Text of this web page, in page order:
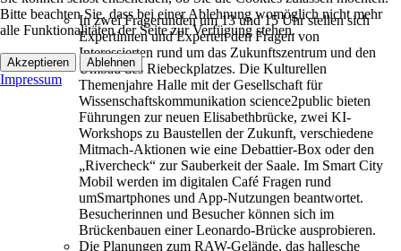
In zwei Fragerunden um 13 und 15 Uhr stellen sich
Expertinnen und Experten den Fragen von
Interessierten rund um das Zukunftszentrum und den
Umbau des Riebeckplatzes. Die Kulturellen
Themenjahre Halle mit der Gesellschaft für
Wissenschaftskommunikation science2public bieten
Führungen zur neuen Elisabethbrücke, zwei KI-
Workshops zu Baustellen der Zukunft, verschiedene
Mitmach-Aktionen wie eine Debattier-Box oder den
„Rivercheck“ zur Sauberkeit der Saale. Im Smart City
Mobil werden im digitalen Café Fragen rund
umSmartphones und App-Nutzungen beantwortet.
Besucherinnen und Besucher können sich im
Brückenbauen einer Leonardo-Brücke ausprobieren.
Die Planungen zum RAW-Gelände, das hallesche
Bitte beachten Sie, dass bei einer Ablehnung womöglich nicht mehr
alle Funktionalitäten der Seite zur Verfügung stehen.
Akzeptieren Ablehnen
Impressum